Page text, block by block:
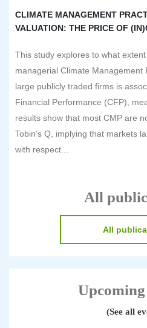
CLIMATE MANAGEMENT
VALUATION: THE PRICE OF
This study explores to what
managerial Climate Management
large publicly traded firms is
Financial Performance (CFP),
results show that most CMP are
Tobin’s Q, implying that markets
with respect...
All
All
(See all